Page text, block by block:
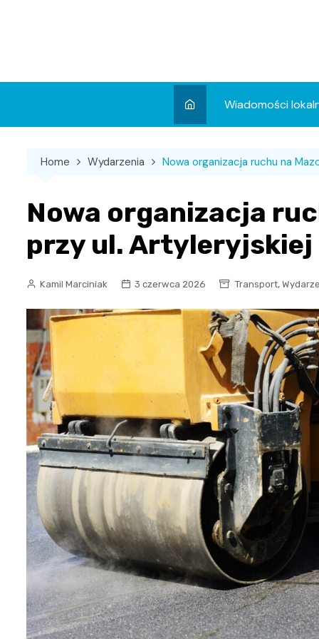
Wiadomości
Wydarzenia
Sport
Home Wydarzenia Nowa organizacja ruchu na
Nowa organizacja
przy ul. Artyleryjskiej
Kamil Marciniak 3 czerwca 2026 Transport,